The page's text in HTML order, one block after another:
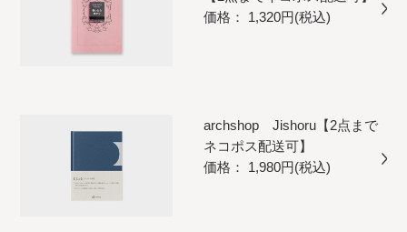
価格： 1,320円(税込)
archshop Jishoru【2点まで
ネコポス配送可】
価格： 1,980円(税込)